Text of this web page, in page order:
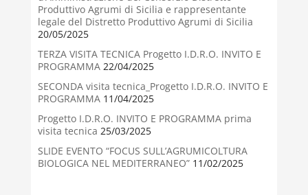
Produttivo Agrumi di Sicilia e rappresentante
legale del Distretto Produttivo Agrumi di Sicilia
20/05/2025
TERZA VISITA TECNICA Progetto I.D.R.O. INVITO E
PROGRAMMA22/04/2025
SECONDA visita tecnica_Progetto I.D.R.O. INVITO E
PROGRAMMA11/04/2025
Progetto I.D.R.O. INVITO E PROGRAMMA prima
visita tecnica 25/03/2025
SLIDE EVENTO “FOCUS SULL’AGRUMICOLTURA
BIOLOGICA NEL MEDITERRANEO”11/02/2025